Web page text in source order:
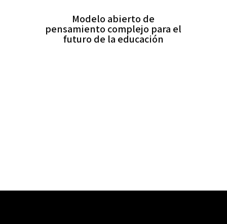
Modelo abierto de
pensamiento complejo para el
futuro de la educación